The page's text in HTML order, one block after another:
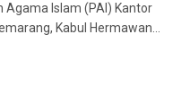
Agama Islam (PAI) Kantor
Kabul Hermawan…